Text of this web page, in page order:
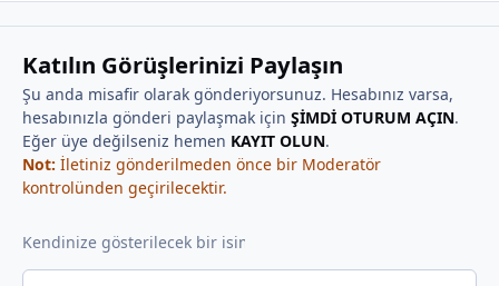
Katılın Görüşlerinizi Paylaşın
Şu anda misafir olarak gönderiyorsunuz. Hesabınız varsa,
hesabınızla gönderi paylaşmak için ŞİMDİ OTURUM AÇIN.
Eğer üye değilseniz hemen KAYIT OLUN.
Not: İletiniz gönderilmeden önce bir Moderatör
kontrolünden geçirilecektir.